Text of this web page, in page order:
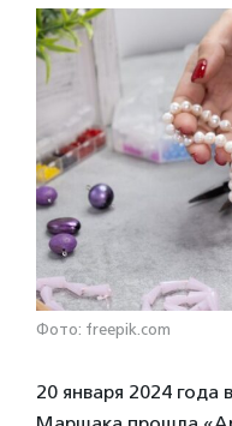
Фото: freepik.com
20 января 2024